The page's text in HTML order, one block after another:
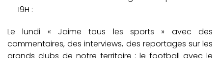
19H :
Le lundi « Jaime tous les sports » avec des
commentaires, des interviews, des reportages sur les
grands clubs de notre territoire : le football avec le